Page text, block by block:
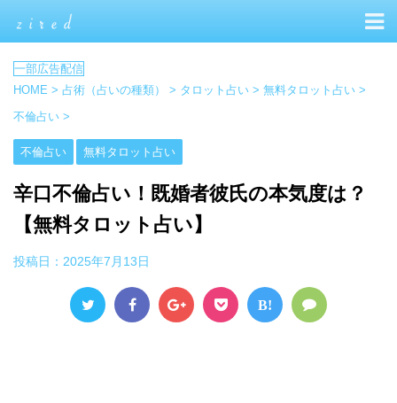
HOME > 占術（占いの種類） > タロット占い > 無料タロット占い >
不倫占い >
不倫占い 無料タロット占い
辛口不倫占い！既婚者彼氏の本気度は？
【無料タロット占い】
投稿日： 2025年7月13日
B!